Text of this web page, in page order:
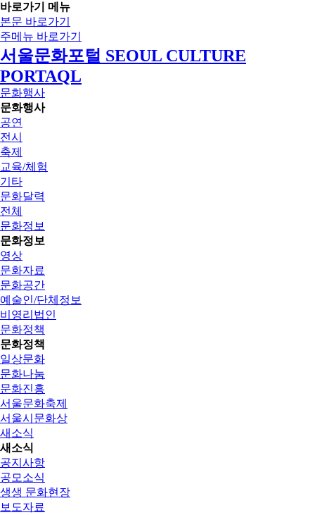
바로가기 메뉴
본문 바로가기
주메뉴 바로가기
서울문화포털 SEOUL CULTURE
PORTAQL
문화행사
문화행사
공연
전시
축제
교육/체험
기타
문화달력
전체
문화정보
문화정보
영상
문화자료
문화공간
예술인/단체정보
비영리법인
문화정책
문화정책
일상문화
문화나눔
문화진흥
서울문화축제
서울시문화상
새소식
새소식
공지사항
공모소식
생생 문화현장
보도자료